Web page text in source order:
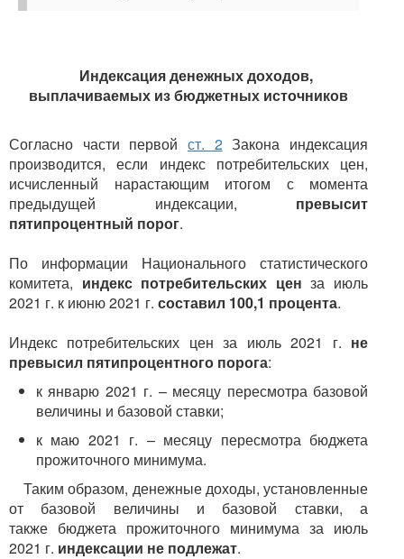
Индексация денежных доходов,
выплачиваемых из бюджетных источников
Согласно части первой ст. 2Закона индексация
производится, если индекс потребительских цен,
исчисленный нарастающим итогом с момента
предыдущей индексации, превысит
пятипроцентный порог.
По информации Национального статистического
комитета, индекс потребительских цен за июль
2021 г. к июню 2021 г. составил 100,1 процента.
Индекс потребительских цен за июль 2021 г. не
превысил пятипроцентного порога:
к январю 2021 г. – месяцу пересмотра базовой
величины и базовой ставки;
к маю 2021 г. – месяцу пересмотра бюджета
прожиточного минимума.
Таким образом, денежные доходы, установленные
от базовой величины и базовой ставки, а
также бюджета прожиточного минимума за июль
2021 г. индексации не подлежат.